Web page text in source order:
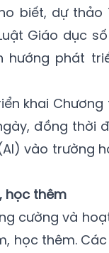
biết, dự thảo
Giáo dục số
phát
khai
đồng thời
vào trường
học thêm
cường và
học thêm.